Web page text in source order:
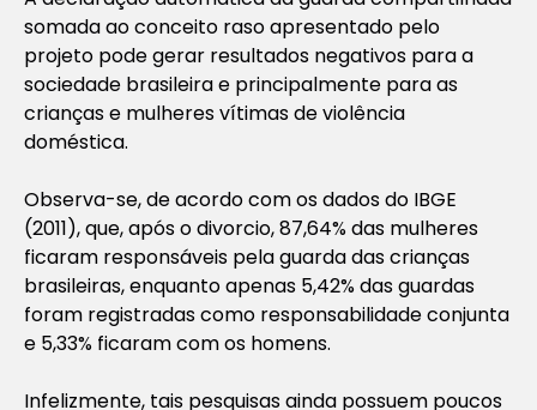
somada ao conceito raso apresentado pelo
projeto pode gerar resultados negativos para a
sociedade brasileira e principalmente para as
crianças e mulheres vítimas de violência
doméstica.
Observa-se, de acordo com os dados do IBGE
(2011), que, após o divorcio, 87,64% das mulheres
ficaram responsáveis pela guarda das crianças
brasileiras, enquanto apenas 5,42% das guardas
foram registradas como responsabilidade conjunta
e 5,33% ficaram com os homens.
Infelizmente, tais pesquisas ainda possuem poucos